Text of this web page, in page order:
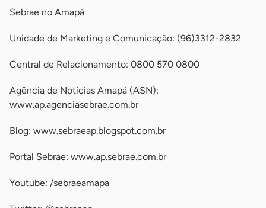
Sebrae no Amapá
Unidade de Marketing e Comunicação: (96)3312-2832
Central de Relacionamento: 0800 570 0800
Agência de Notícias Amapá (ASN):
www.ap.agenciasebrae.com.br
Blog: www.sebraeap.blogspot.com.br
Portal Sebrae: www.ap.sebrae.com.br
Youtube: /sebraeamapa